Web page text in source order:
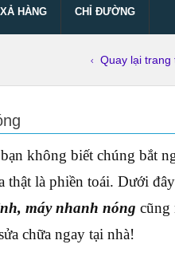
XẢ HÀNG CHỈ ĐƯỜNG
Quay lại trang
không biết chúng bắt
thật là phiền toái. Dưới đây
máy nhanh nóng cũng
chữa ngay tại nhà!